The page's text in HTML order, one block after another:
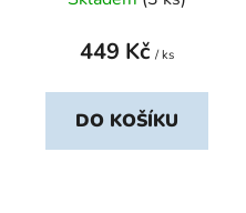
černá mat
449 Kč / ks
DO KOŠÍKU